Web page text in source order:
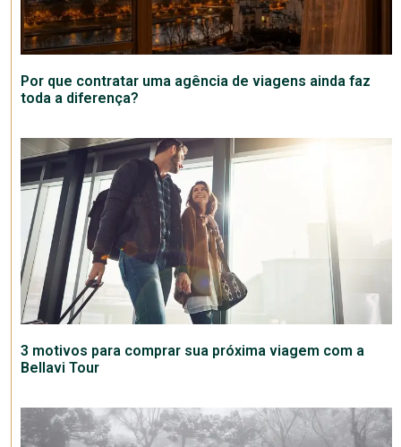
Por que contratar uma agência de viagens ainda faz
toda a diferença?
3 motivos para comprar sua próxima viagem com a
Bellavi Tour